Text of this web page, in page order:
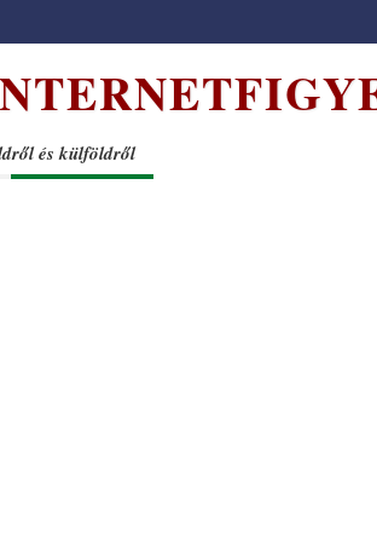
és külföldről